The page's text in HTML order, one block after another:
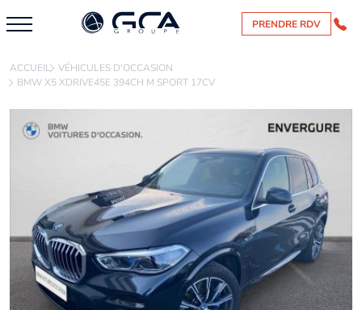
PRENDRE RDV
ACCUEIL VÉHICULES D'OCCASION
BMW X5 XDRIVE45E 394CH M SPORT 17CV